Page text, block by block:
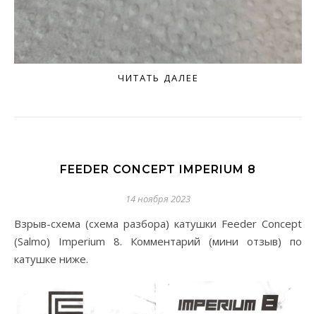
ЧИТАТЬ ДАЛЕЕ
FEEDER CONCEPT IMPERIUM 8
14 ноября 2023
Взрыв-схема (схема разбора) катушки Feeder Concept
(Salmo) Imperium 8. Комментарий (мини отзыв) по
катушке ниже.